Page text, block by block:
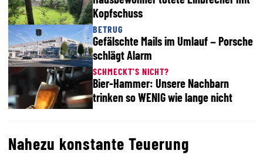
Kopfschuss
BETRUG
Gefälschte Mails im Umlauf – Porsche
schlägt Alarm
SCHMECKT'S NICHT?
Bier-Hammer: Unsere Nachbarn
trinken so WENIG wie lange nicht
Nahezu konstante Teuerung